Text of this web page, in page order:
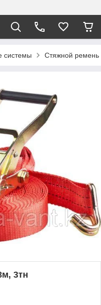
системы Стяжной ремень
3тн